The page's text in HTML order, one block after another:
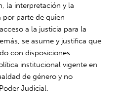
la interpretación y la
parte de quien
a la justicia para la
se asume y justifica que
con disposiciones
institucional vigente en
de género y no
Judicial.